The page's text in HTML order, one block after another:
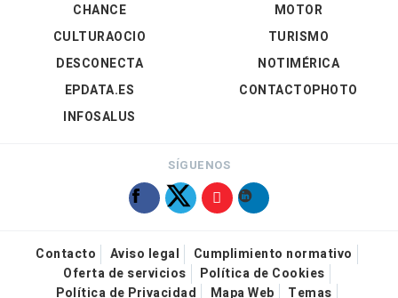
CHANCE
CULTURAOCIO
DESCONECTA
EPDATA.ES
INFOSALUS
MOTOR
TURISMO
NOTIMÉRICA
CONTACTOPHOTO
SÍGUENOS
Contacto Aviso legal
Cumplimiento normativo
Oferta de servicios
Política de Cookies
Política de Privacidad
Mapa Web Temas